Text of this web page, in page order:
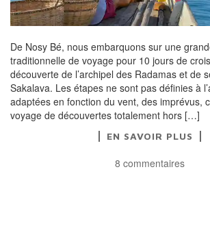
De Nosy Bé, nous embarquons sur une
traditionnelle de voyage pour 10 jours de
découverte de l’archipel des Radamas et de
Sakalava. Les étapes ne sont pas définies à
adaptées en fonction du vent, des imprévus,
voyage de découvertes totalement hors […]
EN SAVOIR PLUS
8 commentaires